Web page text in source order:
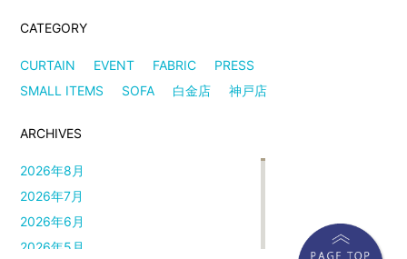
CATEGORY
CURTAIN EVENT FABRIC
PRESS
SMALL ITEMS
SOFA 白金店 神戸店
ARCHIVES
2026年8月
2026年7月
2026年6月
2026年5月